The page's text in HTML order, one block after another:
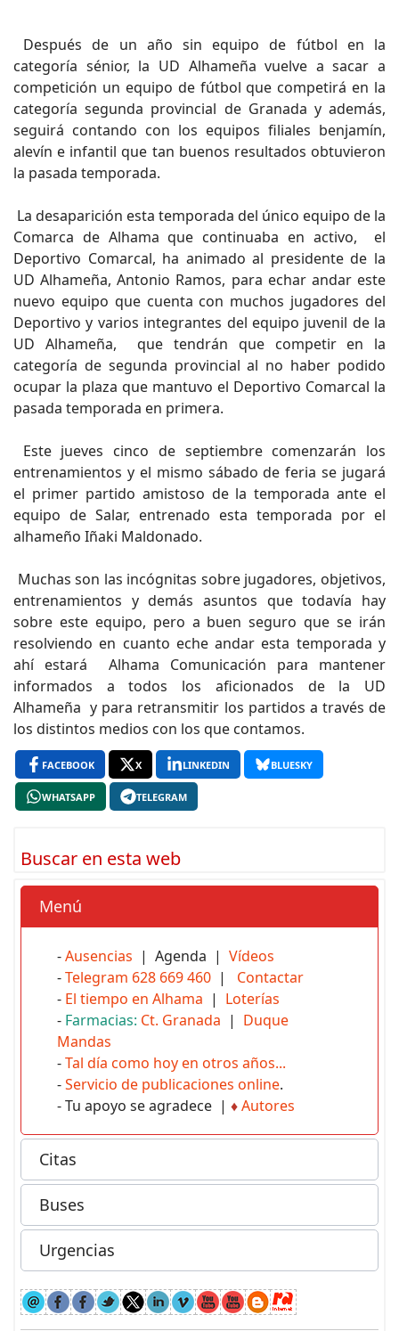
Después de un año sin equipo de fútbol en la
categoría sénior, la UD Alhameña vuelve a sacar a
competición un equipo de fútbol que competirá en la
categoría segunda provincial de Granada y además,
seguirá contando con los equipos filiales benjamín,
alevín e infantil que tan buenos resultados obtuvieron
la pasada temporada.
La desaparición esta temporada del único equipo de la
Comarca de Alhama que continuaba en activo, el
Deportivo Comarcal, ha animado al presidente de la
UD Alhameña, Antonio Ramos, para echar andar este
nuevo equipo que cuenta con muchos jugadores del
Deportivo y varios integrantes del equipo juvenil de la
UD Alhameña, que tendrán que competir en la
categoría de segunda provincial al no haber podido
ocupar la plaza que mantuvo el Deportivo Comarcal la
pasada temporada en primera.
Este jueves cinco de septiembre comenzarán los
entrenamientos y el mismo sábado de feria se jugará
el primer partido amistoso de la temporada ante el
equipo de Salar, entrenado esta temporada por el
alhameño Iñaki Maldonado.
Muchas son las incógnitas sobre jugadores, objetivos,
entrenamientos y demás asuntos que todavía hay
sobre este equipo, pero a buen seguro que se irán
resolviendo en cuanto eche andar esta temporada y
ahí estará Alhama Comunicación para mantener
informados a todos los aficionados de la UD
Alhameña y para retransmitir los partidos a través de
los distintos medios con los que contamos.
FACEBOOK X LINKEDIN BLUESKY
WHATSAPP TELEGRAM
Buscar en esta web
Menú
-Ausencias | Agenda | Vídeos
-Telegram 628 669 460 | Contactar
- El tiempo en Alhama | Loterías
- Farmacias: Ct. Granada | Duque
Mandas
-Tal día como hoy en otros años...
-Servicio de publicaciones online.
- Tu apoyo se agradece | ♦Autores
Citas
Buses
Urgencias